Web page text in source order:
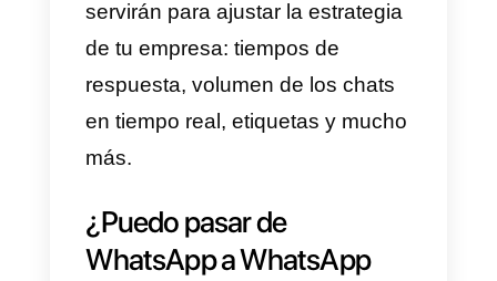
primer mensaje del cliente, y un
“Mensaje de ausencia”, que
enviado de forma automática a
tus contactos que se
contigo fuera de los horarios de
trabajo indicados.